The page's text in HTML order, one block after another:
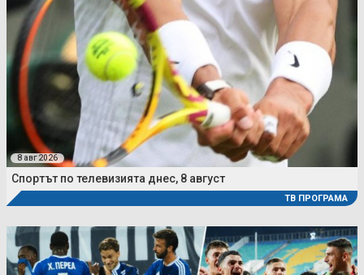
8 авг 2026
Спортът по телевизията днес, 8 август
ТВ ПРОГРАМА